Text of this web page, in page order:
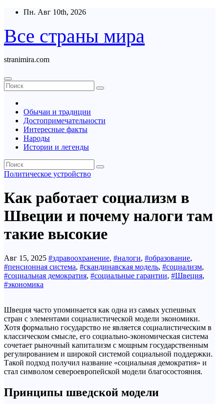
Перейти
содержимому
Пн. Авг 10th, 2026
Все страны мира
stranimira.com
Обычаи и традиции
Достопримечательности
Интересные факты
Народы
Истории и легенды
Политическое устройство
Как работает социализм в
Швеции и почему налоги там
такие высокие
Авг 15, 2025 #здравоохранение, #налоги, #образование,
#пенсионная система, #скандинавская модель, #социализм,
#социальная демократия, #социальные гарантии, #Швеция,
#экономика
Швеция часто упоминается как одна из самых успешных
стран с элементами социалистической модели экономики.
Хотя формально государство не является социалистическим в
классическом смысле, его социально-экономическая система
сочетает рыночный капитализм с мощным государственным
регулированием и широкой системой социальной поддержки.
Такой подход получил название «социальная демократия» и
стал символом североевропейской модели благосостояния.
Принципы шведской модели